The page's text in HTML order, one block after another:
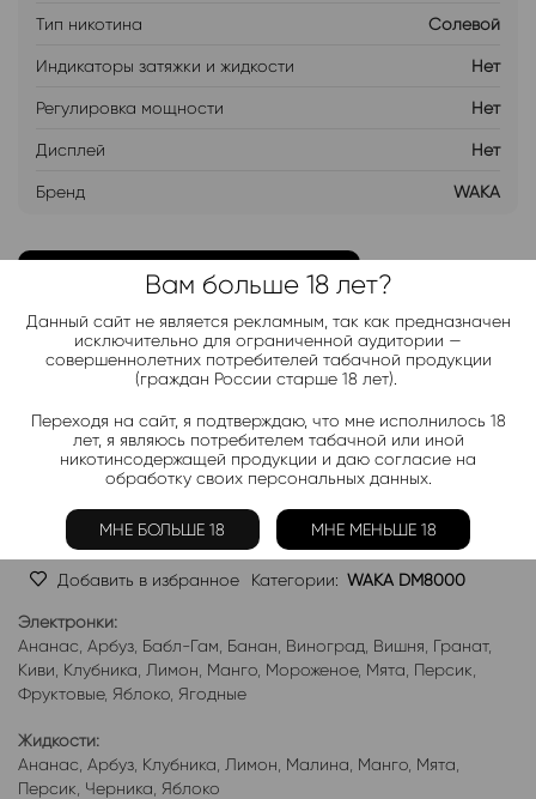
Тип никотина Солевой
Индикаторы затяжки и жидкости Нет
Регулировка мощности Нет
Дисплей Нет
Бренд WAKA
ДОБАВИТЬ В ЛИСТ ОЖИДАНИЯ
Хочу дешевле
Telegram-канал 2000+
Актуальные новинки и акции каждые день!
Добавить в избранное Категории: WAKA DM8000
Электронки:
Ананас Арбуз Бабл-Гам Банан Виноград Вишня Гранат,
Киви Клубника Лимон Манго Мороженое, Мята Персик
Фруктовые, Яблоко Ягодные
Жидкости:
Ананас Арбуз Клубника Лимон Малина Манго Мята
Персик Черника Яблоко
Вам больше 18 лет?
Данный сайт не является рекламным, так как предназначен
исключительно для ограниченной аудитории —
совершеннолетних потребителей табачной продукции
(граждан России старше 18 лет).
Переходя на сайт, я подтверждаю, что мне исполнилось 18
лет, я являюсь потребителем табачной или иной
никотинсодержащей продукции и даю согласие на
обработку своих персональных данных.
МНЕ БОЛЬШЕ 18 МНЕ МЕНЬШЕ 18